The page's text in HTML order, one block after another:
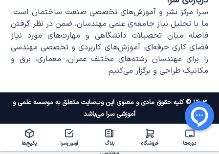
سـرا مرکز نشر و آموزش‌های تخصصی صنعت ساختمان است.
ما با تحلیل نیاز جامعه‌ی علمی مهندسان، ضمن در نظر گرفتن
فاصله میان تحصیلات دانشگاهی و مهارت‌های مورد نیاز
فضای کاری حرفه‌ای، آموزش‌های کاربردی و تخصصی مهندسی
را برای مهندسان رشته‌های مختلف عمران، معماری، برق و
مکانیک طراحی و برگزار می‌کنیم
۱۴۰۳ © کلیه حقوق مادی و معنوی این وب‌سایت متعلق به موسسه علمی و
آموزشی سرا می‌باشد
دوره‌ها فروشگاه
بلاگ
آزمون‌سرا پکیج‌ها